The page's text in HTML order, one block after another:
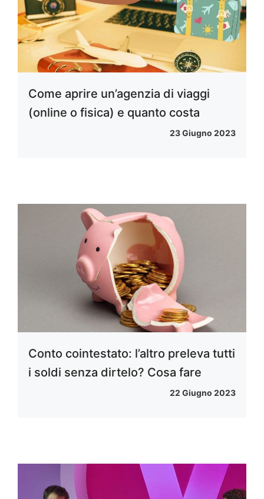
Come aprire un’agenzia di viaggi
(online o fisica) e quanto costa
23 Giugno 2023
Conto cointestato: l’altro preleva tutti
i soldi senza dirtelo? Cosa fare
22 Giugno 2023